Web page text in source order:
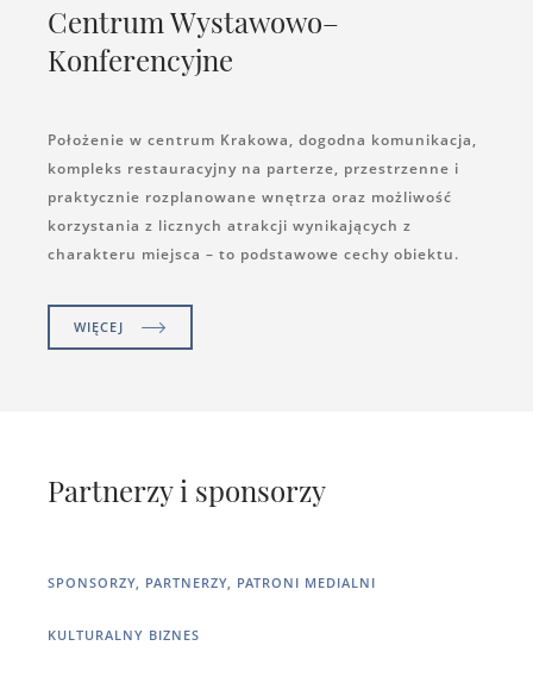
Centrum Wystawowo–
Konferencyjne
Położenie w centrum Krakowa, dogodna komunikacja,
kompleks restauracyjny na parterze, przestrzenne i
praktycznie rozplanowane wnętrza oraz możliwość
korzystania z licznych atrakcji wynikających z
charakteru miejsca – to podstawowe cechy obiektu.
WIĘCEJ
Partnerzy i sponsorzy
SPONSORZY, PARTNERZY, PATRONI MEDIALNI
KULTURALNY BIZNES